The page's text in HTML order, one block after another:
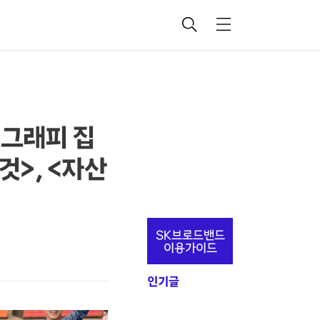
검
메
래피 집
>, <자산
추
정
보
SK브로드밴드
이용가이드
인기글